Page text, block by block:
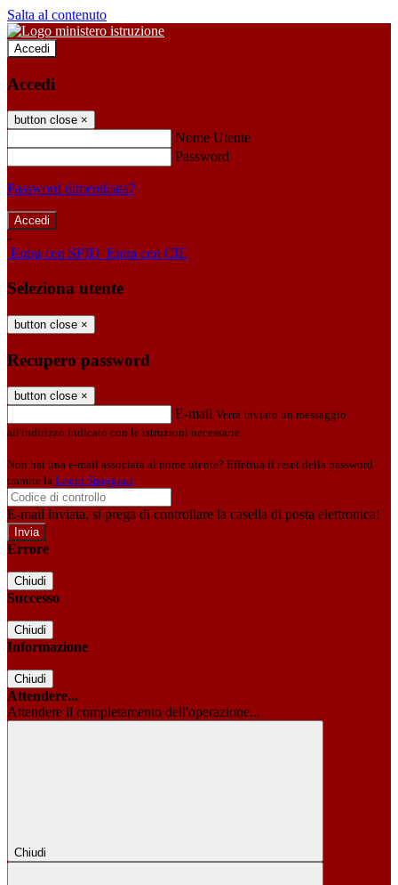
Salta al contenuto
Accedi
Accedi
button close ×
Nome Utente
Password
Password dimenticata?
-
Entra con SPID Entra con CIE
Seleziona utente
button close ×
Recupero password
button close ×
E-mail Verrà inviato un messaggio
all'indirizzo indicato con le istruzioni necessarie.
Non hai una e-mail associata al nome utente? Effettua il reset della password
tramite la Login Spaggiari
E-mail inviata, si prega di controllare la casella di posta elettronica!
Errore
Chiudi
Successo
Chiudi
Informazione
Chiudi
Attendere...
Attendere il completamento dell'operazione...
Chiudi